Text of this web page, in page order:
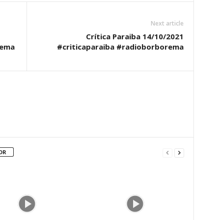
Next article
Crítica Paraiba 14/10/2021
#criticaparaiba #radioborborema